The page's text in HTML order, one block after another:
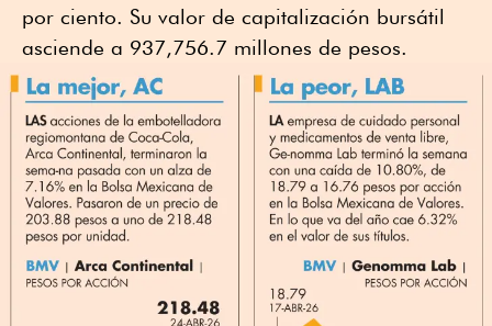
por ciento. Su valor de capitalización bursátil
asciende a 937,756.7 millones de pesos.